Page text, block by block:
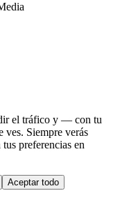
el tráfico y — con tu
Siempre verás
preferencias en
Aceptar todo